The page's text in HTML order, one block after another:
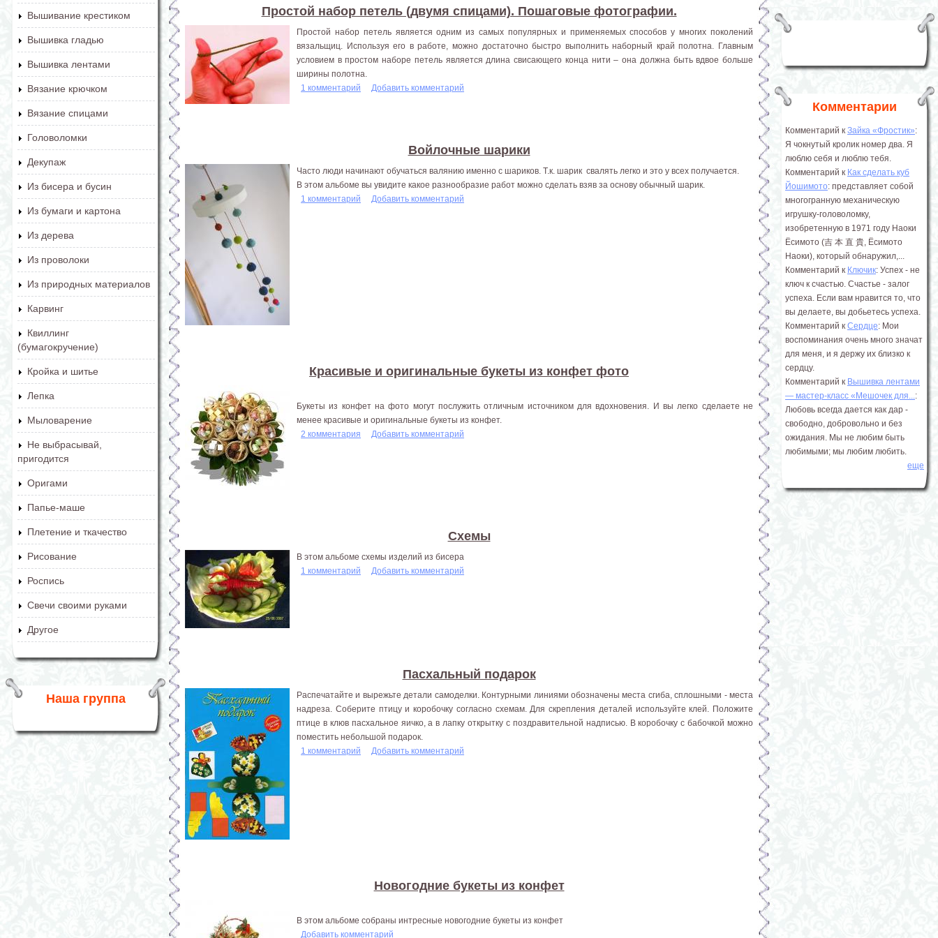
Вышивание крестиком
Вышивка гладью
Вышивка лентами
Вязание крючком
Вязание спицами
Головоломки
Декупаж
Из бисера и бусин
Из бумаги и картона
Из дерева
Из проволоки
Из природных материалов
Карвинг
Квиллинг
(бумагокручение)
Кройка и шитье
Лепка
Мыловарение
Не выбрасывай,
пригодится
Оригами
Папье-маше
Плетение и ткачество
Рисование
Роспись
Свечи своими руками
Другое
Наша группа
Простой набор петель (двумя спицами). Пошаговые фотографии.
Простой набор петель является одним из самых популярных и применяемых способов у многих поколений
вязальщиц. Используя его в работе, можно достаточно быстро выполнить наборный край полотна. Главным
условием в простом наборе петель является длина свисающего конца нити – она должна быть вдвое больше
ширины полотна.
1 комментарий
Добавить комментарий
Войлочные шарики
Часто люди начинают обучаться валянию именно с шариков. Т.к. шарик свалять легко и это у всех получается.
В этом альбоме вы увидите какое разнообразие работ можно сделать взяв за основу обычный шарик.
1 комментарий
Добавить комментарий
Красивые и оригинальные букеты из конфет фото
Букеты из конфет на фото могут послужить отличным источником для вдохновения. И вы легко сделаете не
менее красивые и оригинальные букеты из конфет.
2 комментария
Добавить комментарий
Схемы
В этом альбоме схемы изделий из бисера
1 комментарий
Добавить комментарий
Пасхальный подарок
Распечатайте и вырежьте детали самоделки. Контурными линиями обозначены места сгиба, сплошными - места
надреза. Соберите птицу и коробочку согласно схемам. Для скрепления деталей используйте клей. Положите
птице в клюв пасхальное яичко, а в лапку открытку с поздравительной надписью. В коробочку с бабочкой можно
поместить небольшой подарок.
1 комментарий
Добавить комментарий
Новогодние букеты из конфет
В этом альбоме собраны интресные новогодние букеты из конфет
Добавить комментарий
Комментарии
Комментарий к Зайка «Фростик»:
Я чокнутый кролик номер два. Я
люблю себя и люблю тебя.
Комментарий к Как сделать куб
Йошимото: представляет собой
многогранную механическую
игрушку-головоломку,
изобретенную в 1971 году Наоки
Ёсимото (吉 本 直 貴, Ёсимото
Наоки), который обнаружил,...
Комментарий к Ключик: Успех - не
ключ к счастью. Счастье - залог
успеха. Если вам нравится то, что
вы делаете, вы добьетесь успеха.
Комментарий к Сердце: Мои
воспоминания очень много значат
для меня, и я держу их близко к
сердцу.
Комментарий к Вышивка лентами
― мастер-класс «Мешочек для...:
Любовь всегда дается как дар -
свободно, добровольно и без
ожидания. Мы не любим быть
любимыми; мы любим любить.
еще